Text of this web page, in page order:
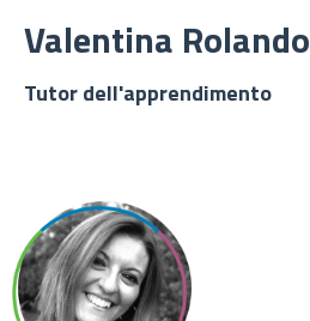
Valentina Rolando
Tutor dell'apprendimento